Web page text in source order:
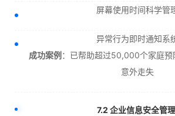
屏幕使用时间科学管
异常行为即时通知系
成功案例 ：已帮助超过50,000个家庭预
意外走失
7.2 企业信息安全管理